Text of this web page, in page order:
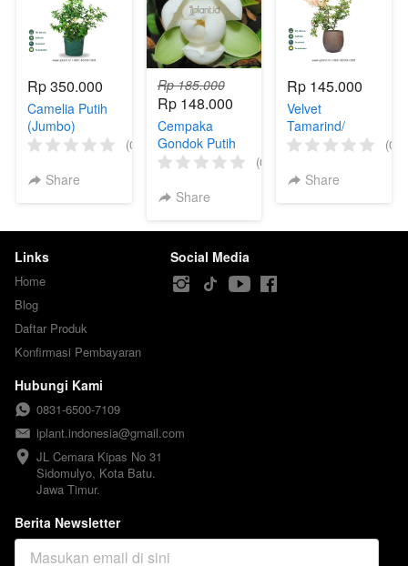
Rp 350.000
Camelia Putih
(Jumbo)
(0)
Share
Rp 185.000
Rp 148.000
Cempaka
Gondok Putih
(Medium)
(0)
Share
Rp 145.000
Velvet
Tamarind/
Asam Keranji
(0)
Share
Links
Home
Blog
Daftar Produk
Konfirmasi Pembayaran
Social Media
Hubungi Kami
0831-6500-7109
iplant.indonesia@gmail.com
JL Cemara Kipas No 31
Sidomulyo, Kota Batu.
Jawa Timur.
Berita Newsletter